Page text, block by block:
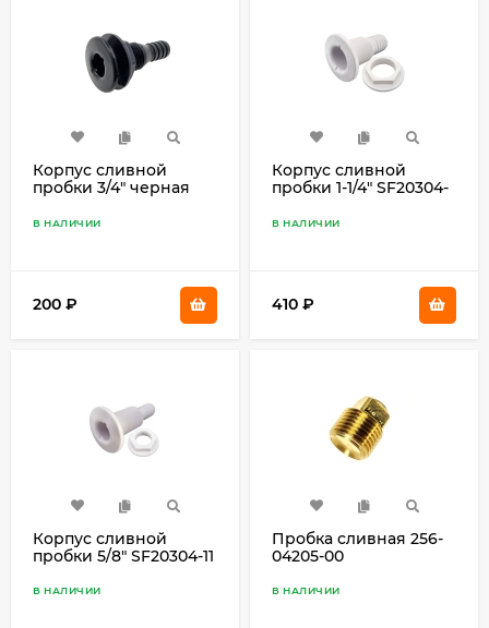
Корпус сливной
пробки 3/4" черная
В НАЛИЧИИ
200 ₽
Корпус сливной
пробки 1-1/4" SF20304-
В НАЛИЧИИ
410 ₽
Корпус сливной
пробки 5/8" SF20304-11
В НАЛИЧИИ
Пробка сливная 256-
04205-00
В НАЛИЧИИ